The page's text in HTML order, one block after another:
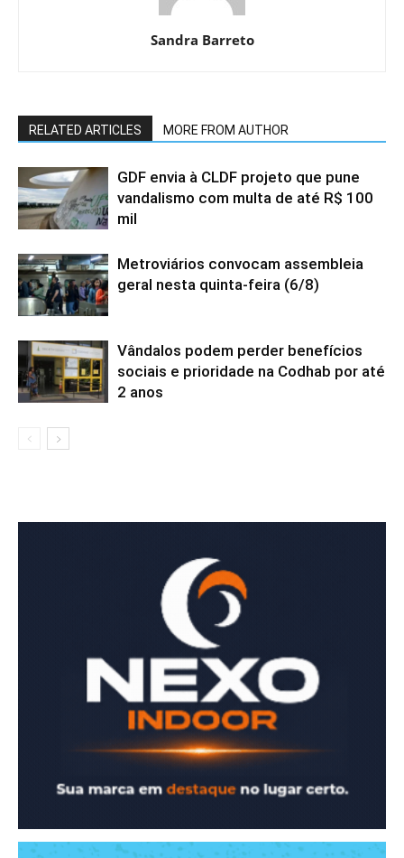
Sandra Barreto
RELATED ARTICLES MORE FROM AUTHOR
GDF envia à CLDF projeto que pune
vandalismo com multa de até R$ 100
mil
Metroviários convocam assembleia
geral nesta quinta-feira (6/8)
Vândalos podem perder benefícios
sociais e prioridade na Codhab por até
2 anos